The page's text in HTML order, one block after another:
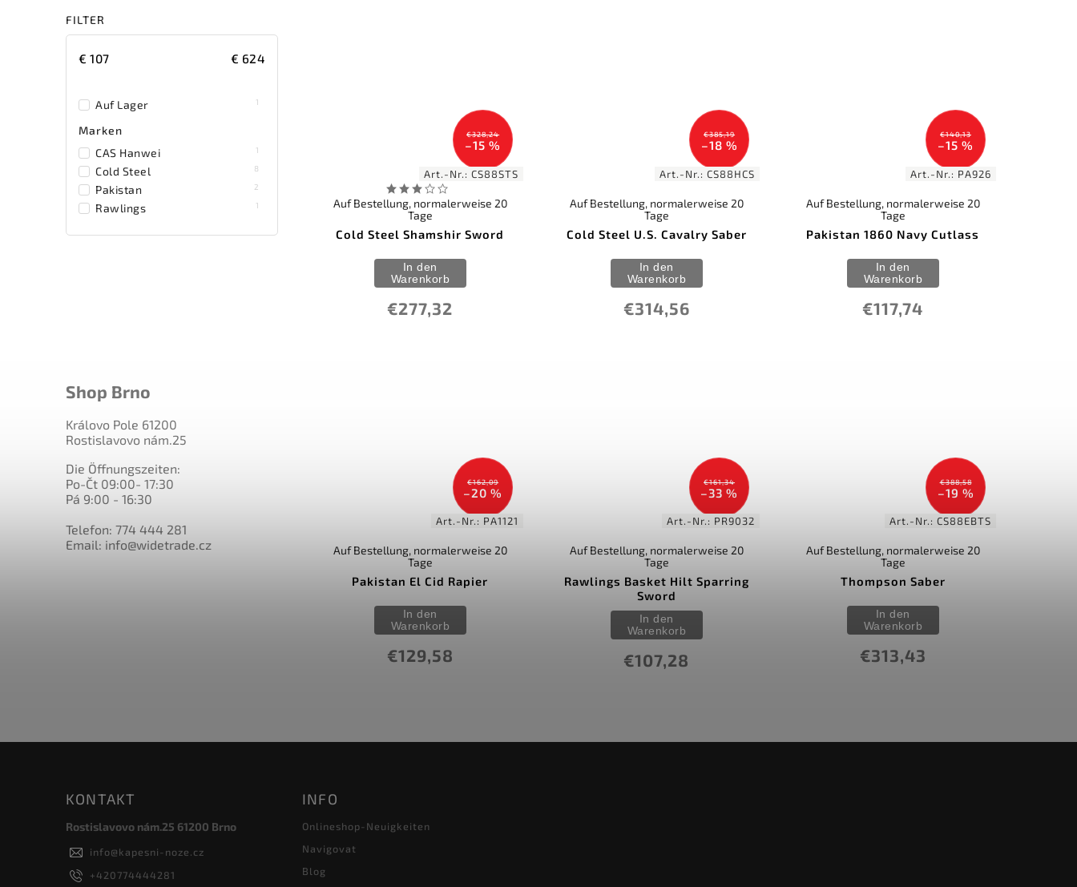
FILTER
€ 107 € 624
Auf Lager 1
Marken
CAS Hanwei
1
Cold Steel 8
Pakistan 2
Rawlings 1
Shop Brno
Královo Pole 61200
Rostislavovo nám.25
Die Öffnungszeiten:
Po-Čt 09:00- 17:30
Pá 9:00 - 16:30
Telefon: 774 444 281
Email: info@widetrade.cz
€328,24
–15 %
Art.-Nr.:CS88STS
Cold Steel Shamshir Sword
Auf Bestellung, normalerweise 20
Tage
€277,32
In den
Warenkorb
€385,19
–18 %
Art.-Nr.:CS88HCS
Cold Steel U.S. Cavalry Saber
Auf Bestellung, normalerweise 20
Tage
€314,56
In den
Warenkorb
€140,13
–15 %
Art.-Nr.: PA926
Pakistan 1860 Navy Cutlass
Auf Bestellung, normalerweise 20
Tage
€117,74
In den
Warenkorb
€162,09
–20 %
Art.-Nr.: PA1121
Pakistan El Cid Rapier
Auf Bestellung, normalerweise 20
Tage
€129,58
In den
Warenkorb
€161,34
–33 %
Art.-Nr.: PR9032
Rawlings Basket Hilt Sparring
Sword
Auf Bestellung, normalerweise 20
Tage
€107,28
In den
Warenkorb
€388,58
–19 %
Art.-Nr.:CS88EBTS
Thompson Saber
Auf Bestellung, normalerweise 20
Tage
€313,43
In den
Warenkorb
KONTAKT
Rostislavovo nám.25 61200 Brno
info@kapesni-noze.cz
+420774444281
INFO
Onlineshop-Neuigkeiten
Navigovat
Blog